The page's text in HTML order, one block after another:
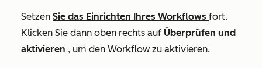
Setzen Sie das Einrichten Ihres Workflows fort.
Klicken Sie dann oben rechts auf Überprüfen und
aktivieren , um den Workflow zu aktivieren.